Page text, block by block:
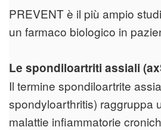
PREVENT è il più ampio
un farmaco biologico in
Le spondiloartriti assiali
Il termine spondiloartrite
spondyloarthritis) raggruppa
malattie infiammatorie